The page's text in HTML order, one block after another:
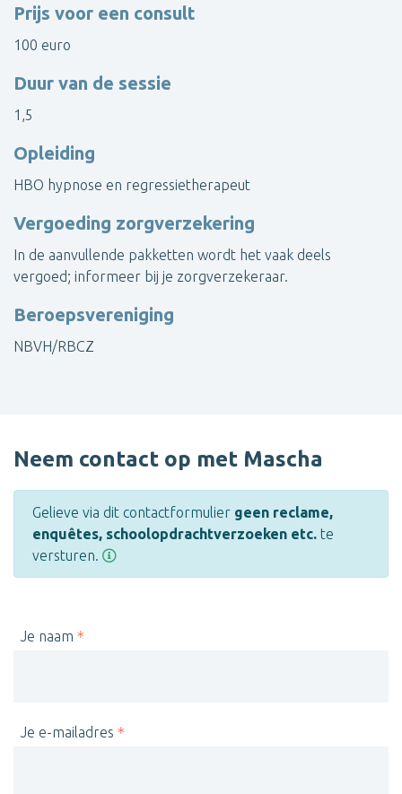
Prijs voor een consult
100 euro
Duur van de sessie
1,5
Opleiding
HBO hypnose en regressietherapeut
Vergoeding zorgverzekering
In de aanvullende pakketten wordt het vaak deels
vergoed; informeer bij je zorgverzekeraar.
Beroepsvereniging
NBVH/RBCZ
Neem contact op met Mascha
Gelieve via dit contactformulier geen reclame,
enquêtes, schoolopdrachtverzoeken etc. te
versturen.
Je naam
Je e-mailadres